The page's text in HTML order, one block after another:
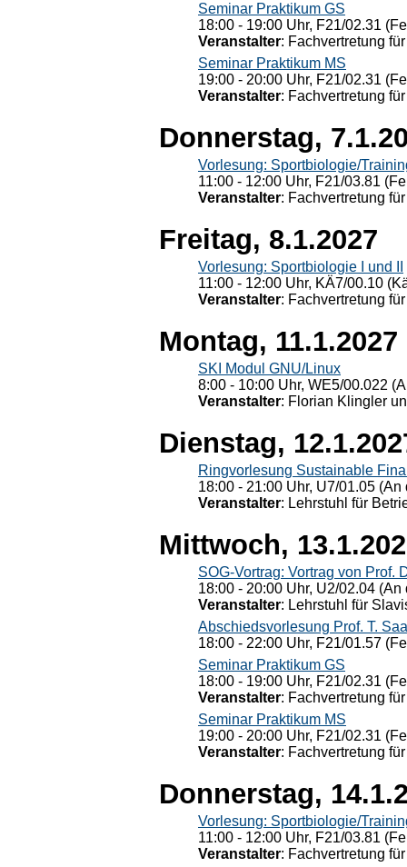
Seminar Praktikum GS
18:00 - 19:00 Uhr, F21/02.31
Veranstalter: Fachvertretung
Seminar Praktikum MS
19:00 - 20:00 Uhr, F21/02.31
Veranstalter: Fachvertretung
Donnerstag,
Vorlesung: Sportbiologie/
11:00 - 12:00 Uhr, F21/03.81
Veranstalter: Fachvertretung
Freitag, 8.1.2027
Vorlesung: Sportbiologie I und II
11:00 - 12:00 Uhr, KÄ7/00.10
Veranstalter: Fachvertretung
Montag, 11.1.2027
SKI Modul GNU/Linux
8:00 - 10:00 Uhr, WE5/00.022
Veranstalter: Florian Klingler
Dienstag,
Ringvorlesung Sustainable
18:00 - 21:00 Uhr, U7/01.05
Veranstalter: Lehrstuhl für
Mittwoch,
SOG-Vortrag: Vortrag von Prof.
18:00 - 20:00 Uhr, U2/02.04
Veranstalter: Lehrstuhl für
Abschiedsvorlesung Prof. T.
18:00 - 22:00 Uhr, F21/01.57
Seminar Praktikum GS
18:00 - 19:00 Uhr, F21/02.31
Veranstalter: Fachvertretung
Seminar Praktikum MS
19:00 - 20:00 Uhr, F21/02.31
Veranstalter: Fachvertretung
Donnerstag,
Vorlesung: Sportbiologie/
11:00 - 12:00 Uhr, F21/03.81
Veranstalter: Fachvertretung